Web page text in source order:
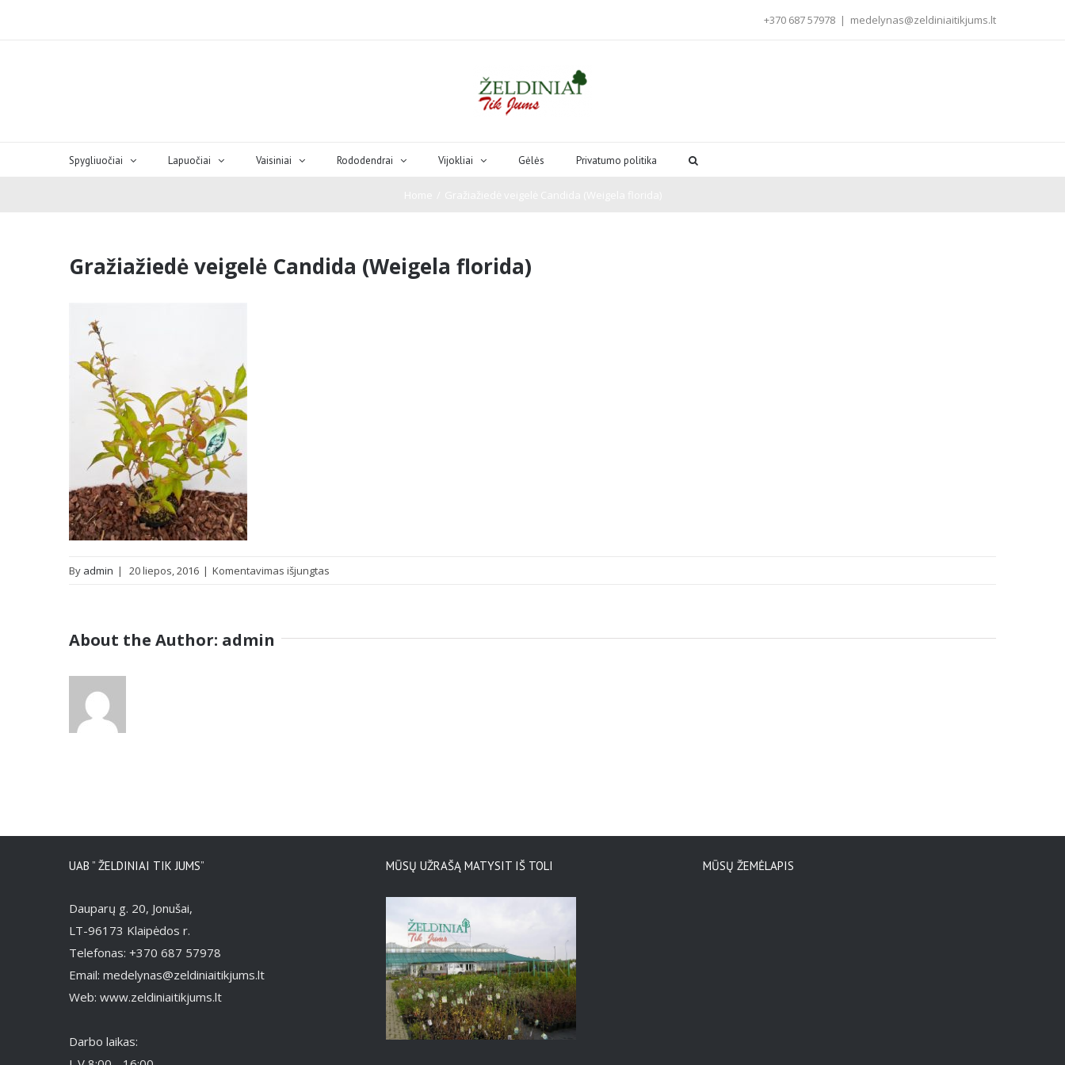
+370 687 57978 | medelynas@zeldiniaitikjums.lt
Spygliuočiai Lapuočiai Vaisiniai Rododendrai Vijokliai Gėlės Privatumo politika
Gražiažiedė veigelė Candida (Weigela florida)
By admin | 20 liepos, 2016 | Komentavimas išjungtas
About the Author: admin
UAB ” ŽELDINIAI TIK JUMS”
Dauparų g. 20, Jonušai,
LT-96173 Klaipėdos r.
Telefonas: +370 687 57978
Email: medelynas@zeldiniaitikjums.lt
Web: www.zeldiniaitikjums.lt
Darbo laikas:
MŪSŲ UŽRAŠĄ MATYSIT IŠ TOLI MŪSŲ ŽEMĖLAPIS